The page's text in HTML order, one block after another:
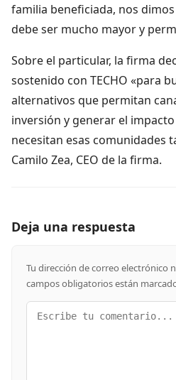
familia beneficiada, nos
debe ser mucho mayor y
Sobre el particular, la firma
sostenido con TECHO «para
alternativos que permitan
inversión y generar el
necesitan esas comunidades
Camilo Zea, CEO de la firma.
Deja una respuesta
Tu dirección de correo electrónico
campos obligatorios están